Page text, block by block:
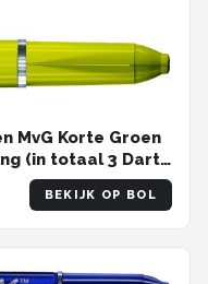
MvG Korte Groen
(in totaal 3 Dart
BEKIJK OP BOL